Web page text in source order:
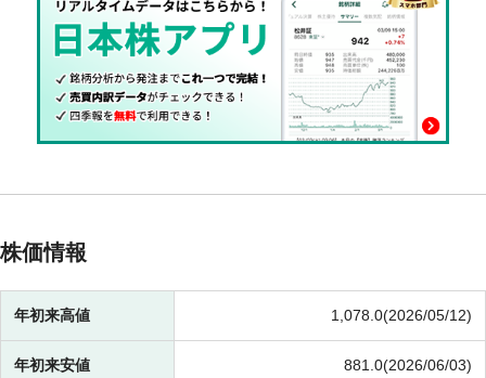
株価情報
年初来高値 1,078.0(2026/05/12)
年初来安値 881.0(2026/06/03)